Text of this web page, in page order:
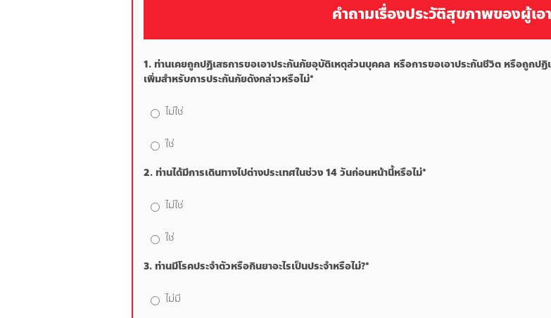
คำถามเรื่องประวัติสุขภาพของผู้เ
1. ท่านเคยถูกปฎิเสธการขอเอาประกันภัยอุบัติเหตุส่วนบุคคล หรือการขอเอาประกันชีวิต หรือถูก
เพิ่มสำหรับการประกันภัยดังกล่าวหรือไม่*
ไม่ใช่
ใช่
2. ท่านได้มีการเดินทางไปต่างประเทศในช่วง 14 วันก่อนหน้านี้หรือไม่*
ไม่ใช่
ใช่
3. ท่านมีโรคประจำตัวหรือกินยาอะไรเป็นประจำหรือไม่?*
ไม่มี